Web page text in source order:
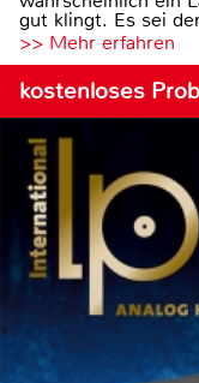
gut klingt. Es sei
>> Mehr erfahren
kostenloses